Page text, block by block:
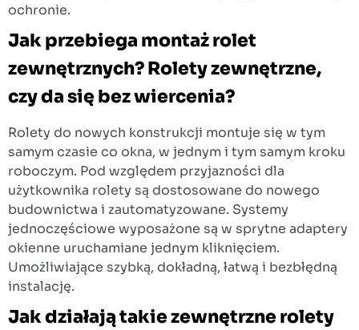
ochronie.
Jak przebiega montaż rolet
zewnętrznych? Rolety zewnętrzne,
czy da się bez wiercenia?
Rolety do nowych konstrukcji montuje się w tym
samym czasie co okna, w jednym i tym samym kroku
roboczym. Pod względem przyjazności dla
użytkownika rolety są dostosowane do nowego
budownictwa i zautomatyzowane. Systemy
jednoczęściowe wyposażone są w sprytne adaptery
okienne uruchamiane jednym kliknięciem.
Umożliwiające szybką, dokładną, łatwą i bezbłędną
instalację.
Jak działają takie zewnętrzne rolety